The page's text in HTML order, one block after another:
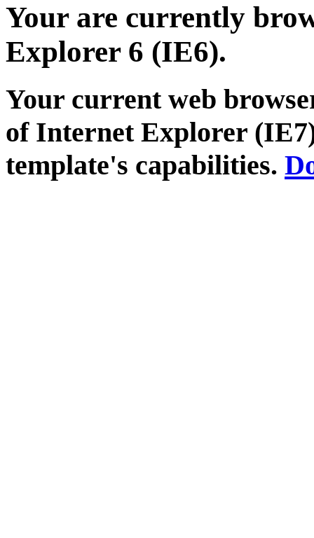
Your are currently
Explorer 6 (IE6).
Your current web
of Internet Explorer
template's capabilities.